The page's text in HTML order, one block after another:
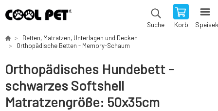
Suche Korb
Betten, Matratzen, Unterlagen und Decken
Orthopädische Betten - Memory-Schaum
Orthopädisches Hundebett -
schwarzes Softshell
Matratzengröße: 50x35cm